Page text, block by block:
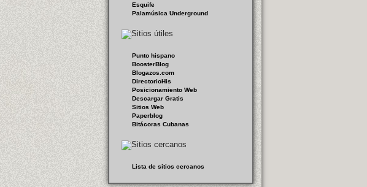
Esquife
Palamúsica Underground
Punto hispano
BoosterBlog
Blogazos.com
DirectorioHis
Posicionamiento Web
Descargar Gratis
Sitios Web
Paperblog
Bitácoras Cubanas
Lista de sitios cercanos